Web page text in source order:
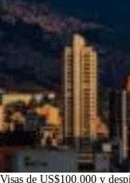
Visas de US$100.000 y